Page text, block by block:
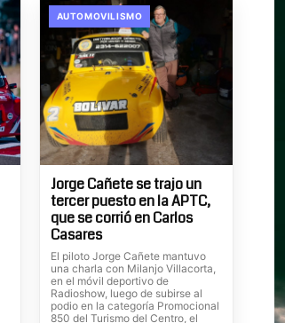
AUTOMOVILISMO
Jorge Cañete se trajo un
tercer puesto en la APTC,
que se corrió en Carlos
Casares
El piloto Jorge Cañete mantuvo
una charla con Milanjo Villacorta,
en el móvil deportivo de
Radioshow, luego de subirse al
podio en la categoría Promocional
850 del Turismo del Centro, el